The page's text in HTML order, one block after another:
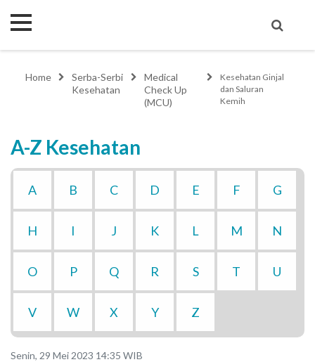
Home
Serba-Serbi
Kesehatan
Medical
Check Up
(MCU)
Kesehatan Ginjal
dan Saluran
Kemih
A-Z Kesehatan
A B C D E F G
H I J K L M N
O P Q R S T U
V W X Y Z
Senin, 29 Mei 2023 14:35 WIB